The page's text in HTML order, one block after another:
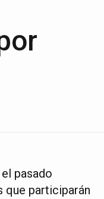
pasado
que participarán